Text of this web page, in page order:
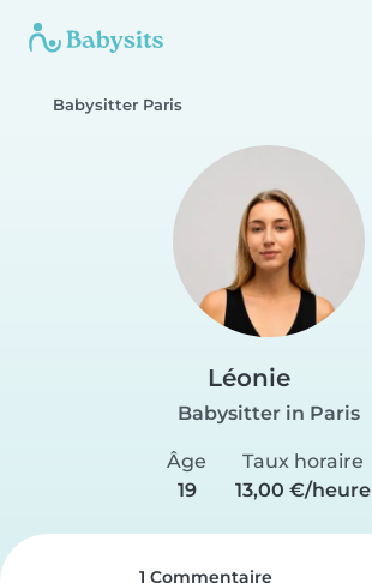
Babysitter Paris
Léonie
Babysitter in Paris
Âge
19
Taux horaire
13,00 €/heure
1 Commentaire